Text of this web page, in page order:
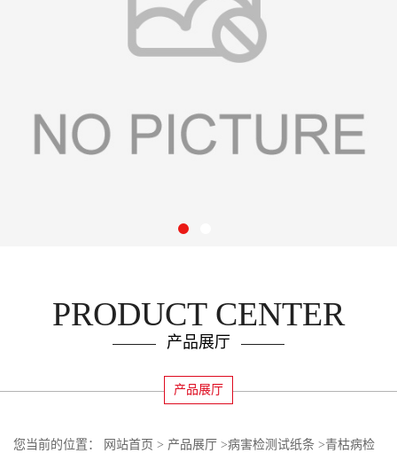
PRODUCT CENTER
产品展厅
产品展厅
您当前的位置： 网站首页 > 产品展厅 >病害检测试纸条 >青枯病检